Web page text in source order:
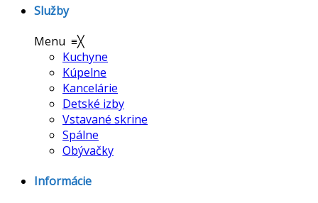
Služby
Menu ≡╳
Kuchyne
Kúpelne
Kancelárie
Detské izby
Vstavané skrine
Spálne
Obývačky
Informácie